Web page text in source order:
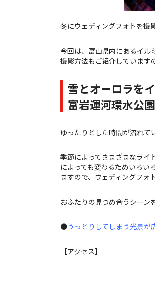
冬にウェディングフォトを撮
今回は、富山県内にあるイル
撮影方法もご紹介しています
雪とオーロラを
富岩運河環水公
ゆったりとした時間が流れて
季節によってさまざまなライ
によっても変わるためいろい
ますので、ウェディングフォ
おふたりの見つめ合うシーン
●うっとりしてしまう光景
【アクセス】